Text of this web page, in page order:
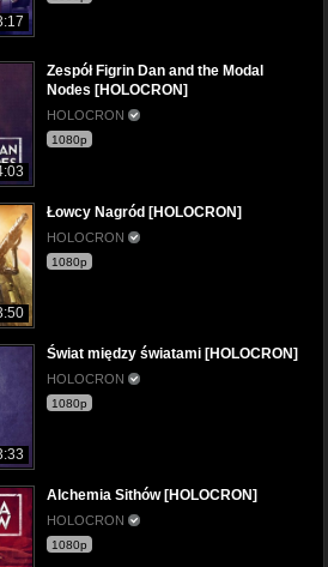
Zespół Figrin Dan and the Modal
Nodes [HOLOCRON]
HOLOCRON
1080p
Łowcy Nagród [HOLOCRON]
HOLOCRON
1080p
Świat między światami [HOLOCRON]
HOLOCRON
1080p
Alchemia Sithów [HOLOCRON]
HOLOCRON
1080p